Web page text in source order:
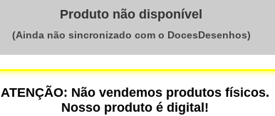
Produto não disponível
(Ainda não sincronizado com o DocesDesenhos)
ATENÇÃO: Não vendemos produtos físicos.
Nosso produto é digital!